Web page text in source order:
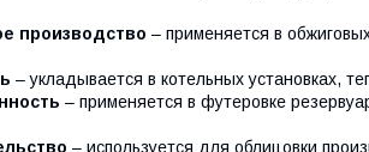
производство – применяется в
– укладывается в котельных установках,
– применяется в футеровке
– используется для облицовки